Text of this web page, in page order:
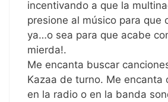
incentivando a que la
presione al músico para que
ya…o sea para que acabe
mierda!.
Me encanta buscar
Kazaa de turno. Me encanta
en la radio o en la banda